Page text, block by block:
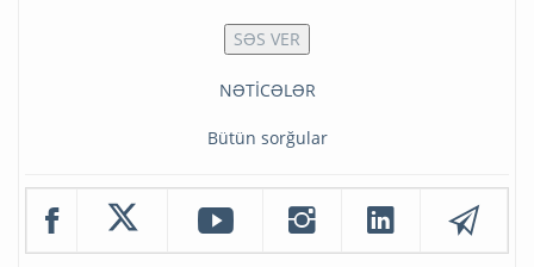
NƏTİCƏLƏR
Bütün sorğular